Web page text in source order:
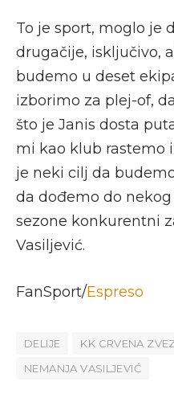
To je sport, moglo je
drugačije, isključivo,
budemo u deset
izborimo za plej-of,
što je Janis dosta
mi kao klub rastemo
je neki cilj da
da dođemo do
sezone konkurentni
Vasiljević.
FanSport/Espreso
DELIJE KK CRVENA
NEMANJA VASILJEVIĆ